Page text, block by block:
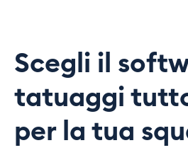
Scegli il
tatuaggi
per la tua